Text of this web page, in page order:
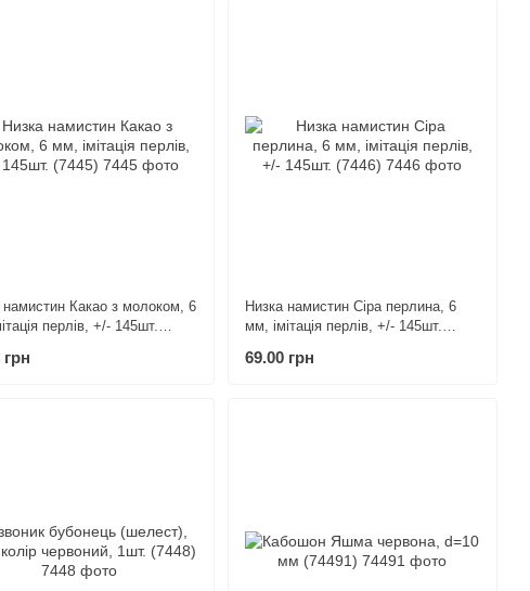
намистин Какао з молоком, 6
перлів, +/- 145шт.
грн
Низка намистин Сіра перлина, 6
мм, імітація перлів, +/- 145шт.
69.00 грн